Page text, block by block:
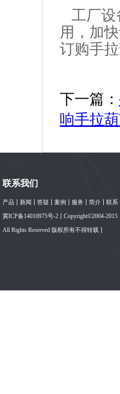
工厂
用，加
订购手
下一篇：
响手拉
联系我们
产品 新闻 答疑 案例 服务 简介 联系
冀ICP备14010975号-2
Copyright©2004-2015
All Rights Reserved 版权所有不得转载